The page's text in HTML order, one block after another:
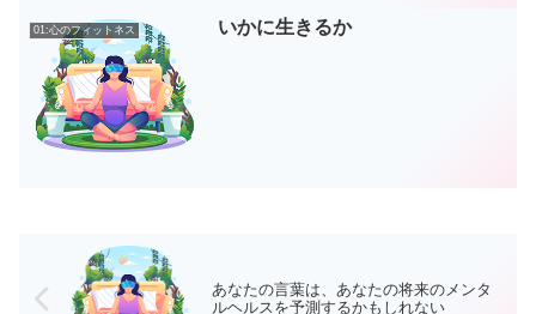
01:心のフィットネス いかに生きるか
あなたの言葉は、あなたの将来のメンタ
ルヘルスを予測するかもしれない